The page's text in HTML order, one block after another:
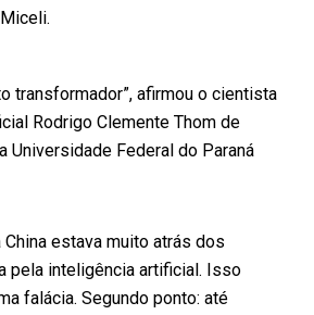
transformador”, afirmou o cientista
Rodrigo Clemente Thom de
Universidade Federal do Paraná
China estava muito atrás dos
pela inteligência artificial. Isso
falácia. Segundo ponto: até